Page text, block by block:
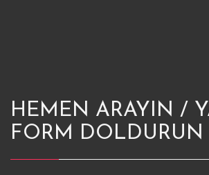
HEMEN ARAYIN /
FORM DOLDURUN